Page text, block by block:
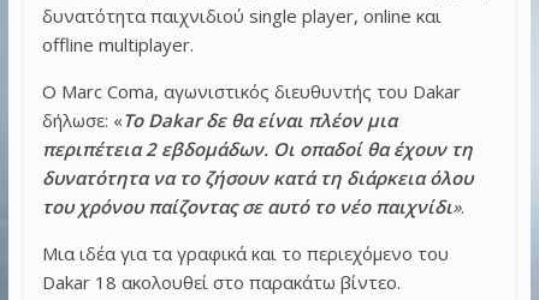
δυνατότητα παιχνιδιού single player, online και
offline multiplayer.
Ο Marc Coma, αγωνιστικός διευθυντής του Dakar
δήλωσε: «Το Dakar δε θα είναι πλέον μια
περιπέτεια 2 εβδομάδων. Οι οπαδοί θα έχουν τη
δυνατότητα να το ζήσουν κατά τη διάρκεια όλου
του χρόνου παίζοντας σε αυτό το νέο παιχνίδι».
Μια ιδέα για τα γραφικά και το περιεχόμενο του
Dakar 18 ακολουθεί στο παρακάτω βίντεο.